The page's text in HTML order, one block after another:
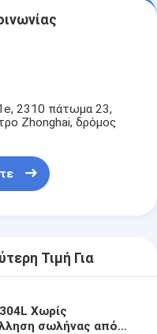
2310 πάτωμα 23,
Zhonghai, δρόμος
Τιμή Για
Χωρίς
σωλήνας από